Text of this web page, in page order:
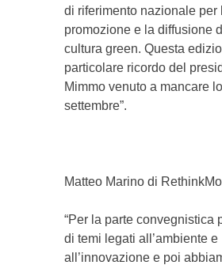
di riferimento nazionale per
promozione e la diffusione
cultura green. Questa
particolare ricordo del
Mimmo venuto a mancare
settembre”.
Matteo Marino di
“Per la parte convegnistica
di temi legati all’ambiente e
all’innovazione e poi